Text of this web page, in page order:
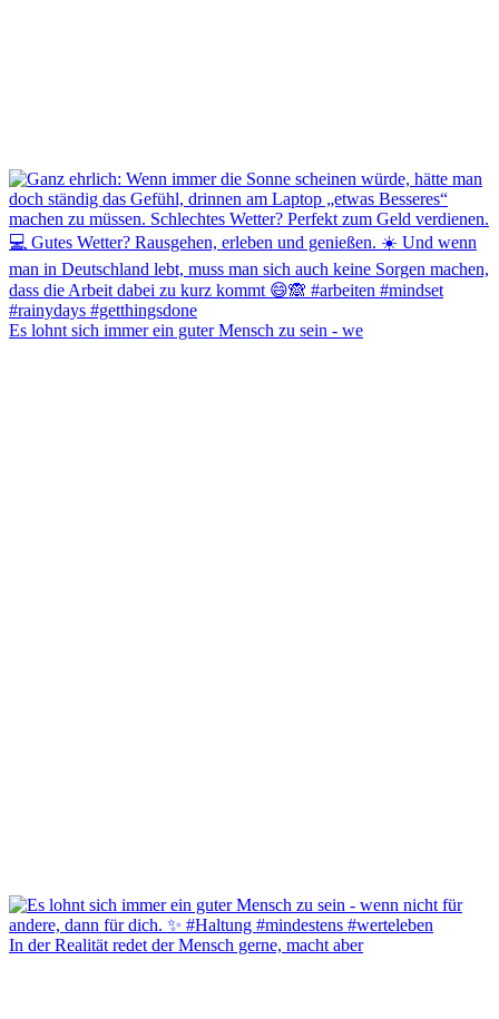
Es lohnt sich immer ein guter Mensch zu sein - we
In der Realität redet der Mensch gerne, macht aber